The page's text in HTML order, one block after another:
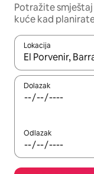
Potražite
kuće kad
Lokacija
Kada budu
Dolazak
Odlazak